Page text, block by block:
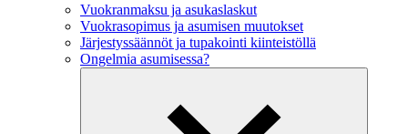
Vuokranmaksu ja asukaslaskut
Vuokrasopimus ja asumisen muutokset
Järjestyssäännöt ja tupakointi kiinteistöllä
Ongelmia asumisessa?